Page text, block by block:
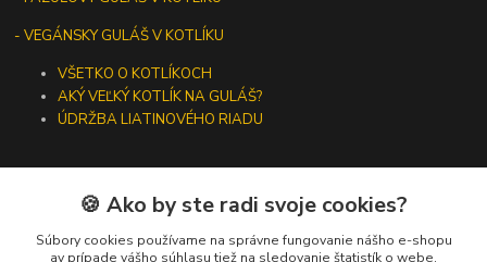
- VEGÁNSKY GULÁŠ V KOTLÍKU
VŠETKO O KOTLÍKOCH
AKÝ VEĽKÝ KOTLÍK NA GULÁŠ?
ÚDRŽBA LIATINOVÉHO RIADU
Kontakty
🍪 Ako by ste radi svoje cookies?
Súbory cookies používame na správne fungovanie nášho e-shopu
av prípade vášho súhlasu tiež na sledovanie štatistík o webe,